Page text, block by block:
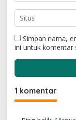
Simpan nama,
ini untuk komentar
1 komentar